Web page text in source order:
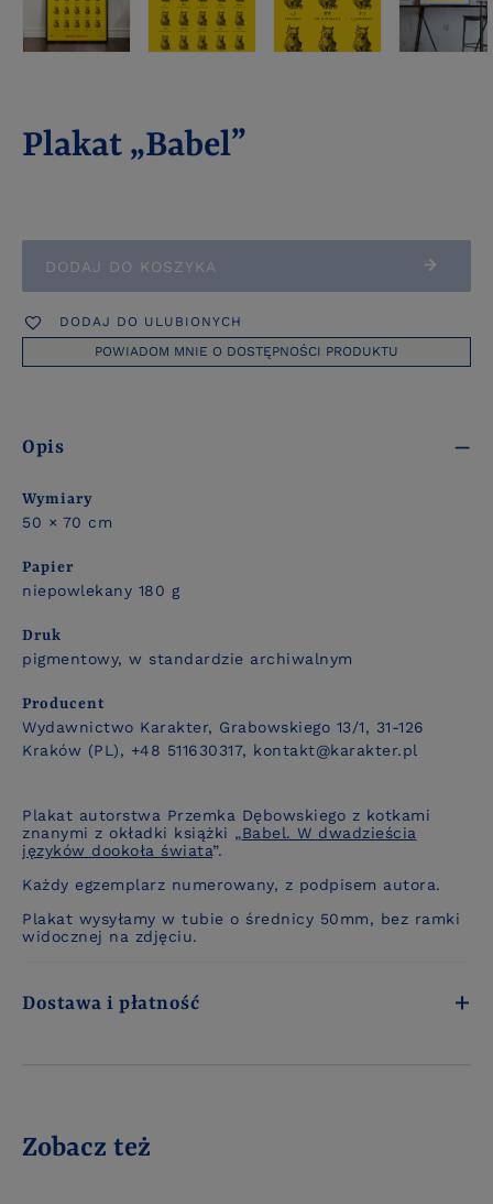
Plakat „Babel”
DODAJ DO KOSZYKA
DODAJ DO ULUBIONYCH
POWIADOM MNIE O DOSTĘPNOŚCI PRODUKTU
Opis
Wymiary
50 × 70 cm
Papier
niepowlekany 180 g
Druk
pigmentowy, w standardzie archiwalnym
Producent
Wydawnictwo Karakter, Grabowskiego 13/1, 31-126
Kraków (PL), +48 511630317, kontakt@karakter.pl
Plakat autorstwa Przemka Dębowskiego z kotkami
znanymi z okładki książki „Babel. W dwadzieścia
języków dookoła świata”.
Każdy egzemplarz numerowany, z podpisem autora.
Plakat wysyłamy w tubie o średnicy 50mm, bez ramki
widocznej na zdjęciu.
Dostawa i płatność
Zobacz też